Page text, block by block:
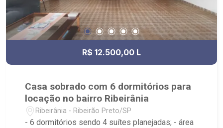
R$ 12.500,00 L
Casa sobrado com 6 dormitórios para
locação no bairro Ribeirânia
Ribeirânia - Ribeirão Preto/SP
- 6 dormitórios sendo 4 suítes planejadas; - área